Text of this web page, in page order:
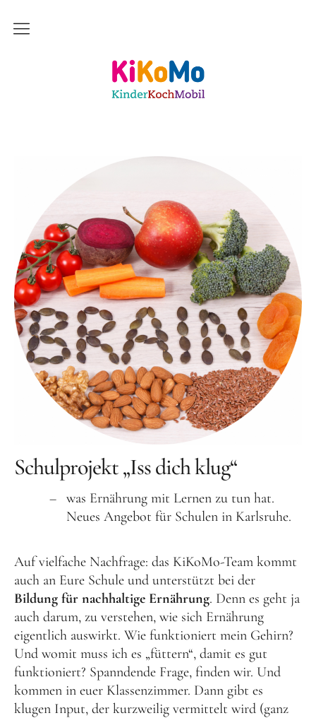
Kinderkochmobil KiKoMo Karlsruhe
Start
Daher komme ich
Saisonal – Regional – Bio
Wir sind “in-Form”
Anerkannt als “BNE”-Akteur
Mein erstes Jahr
Aktuelles
Tipps für Kids
Rezepte
Für Schulen
Unser Beitrag zum Ernährungsführerschein
Projektwoche Planetary Health Diet
Frühlingsküche & Sprachschätze
Winterzauber
Projekt „Iss dich klug“
Kräuterwanderung und Outdoorkochen
Für KiTas
Frühlingsküche & Sprachschätze – Mit allen Sinnen
lernen
Winterzauber
Schulprojekt „Iss dich klug“
was Ernährung mit Lernen zu tun hat.
Neues Angebot für Schulen in Karlsruhe.
Auf vielfache Nachfrage: das KiKoMo-Team kommt
auch an Eure Schule und unterstützt bei der
Bildung für nachhaltige Ernährung. Denn es geht ja
auch darum, zu verstehen, wie sich Ernährung
eigentlich auswirkt. Wie funktioniert mein Gehirn?
Und womit muss ich es „füttern“, damit es gut
funktioniert? Spanndende Frage, finden wir. Und
kommen in euer Klassenzimmer. Dann gibt es
klugen Input, der kurzweilig vermittelt wird (ganz